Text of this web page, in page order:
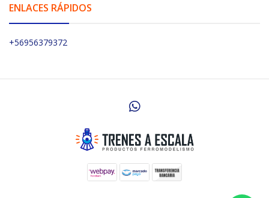
ENLACES RÁPIDOS
+56956379372